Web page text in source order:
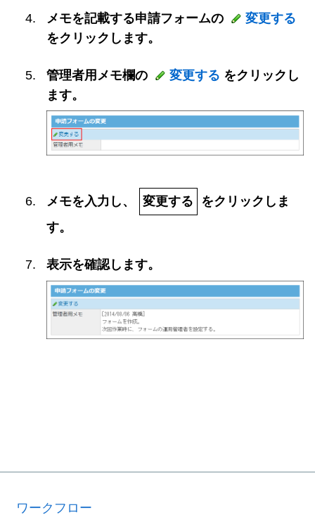
メモを記載する申請フォームの
変更する
をクリックします。
管理者用メモ欄の 変更する をクリックし
ます。
メモを入力し、 変更する
をクリックしま
す。
表示を確認します。
ワークフロー